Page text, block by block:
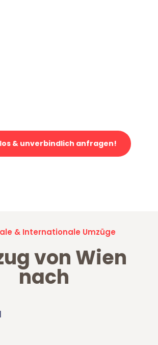
& unverbindlich anfragen!
& Internationale Umzüge
von Wien
nach